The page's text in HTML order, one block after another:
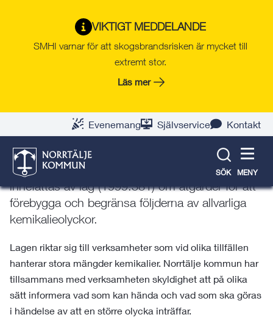
VIKTIGT MEDDELANDE
SMHI varnar för att skogsbrandsrisken är mycket till
extremt stor.
Läs mer
Evenemang Självservice Kontakt
SÖK MENY
Räddningstjänsten i
Norrtälje kommun
Sevesoanläggningar i Norrtälje
kommun
En Sevesoanläggning är en anläggning som
innefattas av lag (1999:381) om åtgärder för att
förebygga och begränsa följderna av allvarliga
kemikalieolyckor.
Lagen riktar sig till verksamheter som vid olika tillfällen
hanterar stora mängder kemikalier. Norrtälje kommun har
tillsammans med verksamheten skyldighet att på olika
sätt informera vad som kan hända och vad som ska göras
i händelse av att en större olycka inträffar.